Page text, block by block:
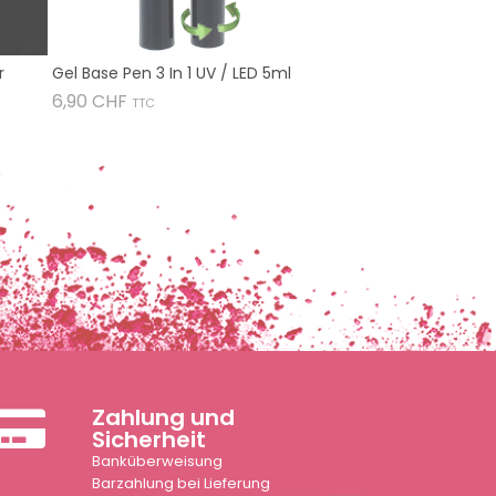
Gel Base Pen 3 In 1 UV / LED 5ml
6,90 CHF Preis
TTC
Zahlung und
Sicherheit
Banküberweisung
Barzahlung bei Lieferung